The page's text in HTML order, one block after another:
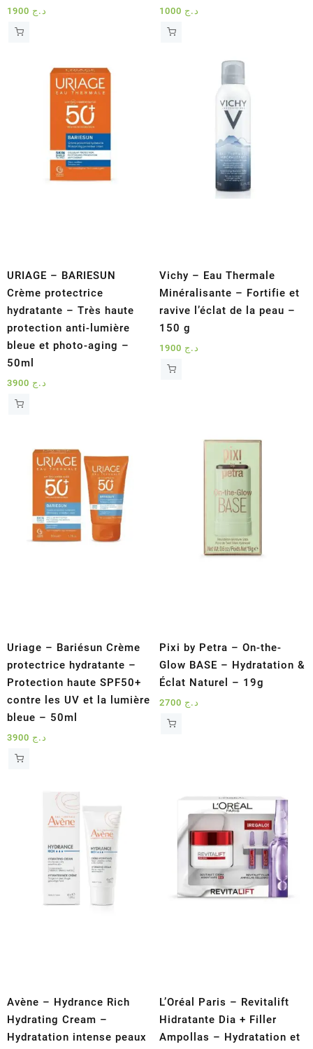
د.ج د.ج
URIAGE – BARIESUN
Crème protectrice
hydratante – Très haute
protection anti-lumière
bleue et photo-aging –
50ml
د.ج
Vichy – Eau Thermale
Minéralisante – Fortifie et
ravive l’éclat de la peau –
150 g
د.ج
Uriage – Bariésun Crème
protectrice hydratante –
Protection haute SPF50+
contre les UV et la lumière
bleue – 50ml
د.ج
Pixi by Petra – On-the-
Glow BASE – Hydratation &
Éclat Naturel – 19g
د.ج
Avène – Hydrance Rich
Hydrating Cream –
Hydratation intense peaux
L’Oréal Paris – Revitalift
Hidratante Dia + Filler
Ampollas – Hydratation et